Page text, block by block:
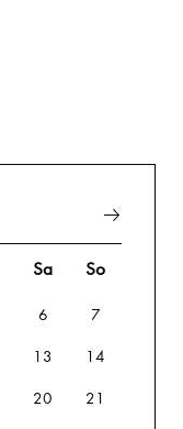
Sa So
6 7
13 14
20 21